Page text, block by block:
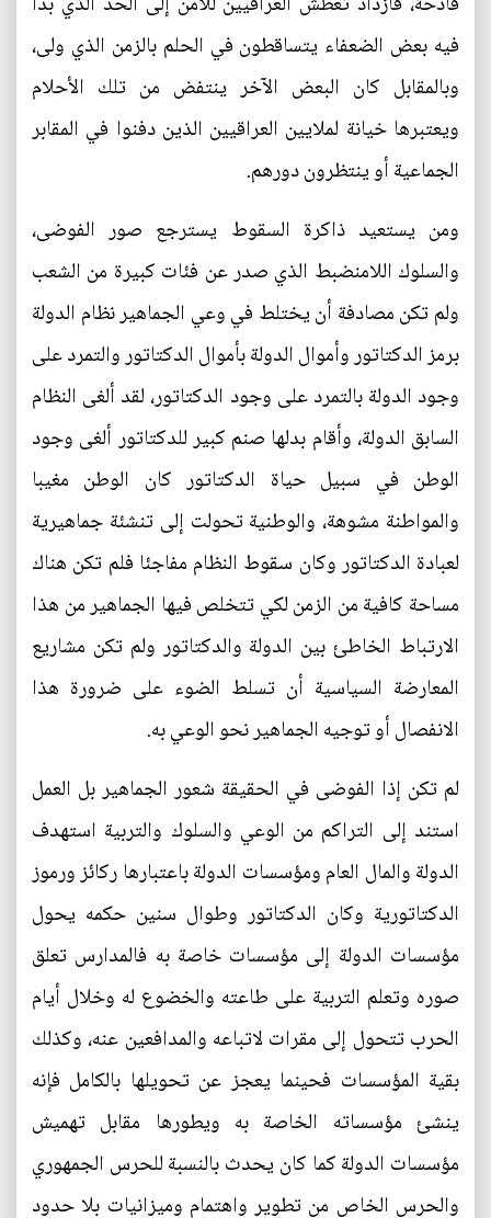
فيه بعض الضعفاء يتساقطون في الحلم بالزمن الذي ولى،
وبالمقابل كان البعض الآخر ينتفض من تلك الأحلام
ويعتبرها خيانة لملايين العراقيين الذين دفنوا في المقابر
الجماعية أو ينتظرون دورهم.
ومن يستعيد ذاكرة السقوط يسترجع صور الفوضى،
والسلوك اللامنضبط الذي صدر عن فئات كبيرة من الشعب
ولم تكن مصادفة أن يختلط في وعي الجماهير نظام الدولة
برمز الدكتاتور وأموال الدولة بأموال الدكتاتور والتمرد على
وجود الدولة بالتمرد على وجود الدكتاتور، لقد ألغى النظام
السابق الدولة، وأقام بدلها صنم كبير للدكتاتور ألغى وجود
الوطن في سبيل حياة الدكتاتور كان الوطن مغيبا
والمواطنة مشوهة، والوطنية تحولت إلى تنشئة جماهيرية
لعبادة الدكتاتور وكان سقوط النظام مفاجئا فلم تكن هناك
مساحة كافية من الزمن لكي تتخلص فيها الجماهير من هذا
الارتباط الخاطئ بين الدولة والدكتاتور ولم تكن مشاريع
المعارضة السياسية أن تسلط الضوء على ضرورة هذا
الانفصال أو توجيه الجماهير نحو الوعي به.
لم تكن إذا الفوضى في الحقيقة شعور الجماهير بل العمل
استند إلى التراكم من الوعي والسلوك والتربية استهدف
الدولة والمال العام ومؤسسات الدولة باعتبارها ركائز ورموز
الدكتاتورية وكان الدكتاتور وطوال سنين حكمه يحول
مؤسسات الدولة إلى مؤسسات خاصة به فالمدارس تعلق
صوره وتعلم التربية على طاعته والخضوع له وخلال أيام
الحرب تتحول إلى مقرات لاتباعه والمدافعين عنه، وكذلك
بقية المؤسسات فحينما يعجز عن تحويلها بالكامل فإنه
ينشئ مؤسساته الخاصة به ويطورها مقابل تهميش
مؤسسات الدولة كما كان يحدث بالنسبة للحرس الجمهوري
والحرس الخاص من تطوير واهتمام وميزانيات بلا حدود